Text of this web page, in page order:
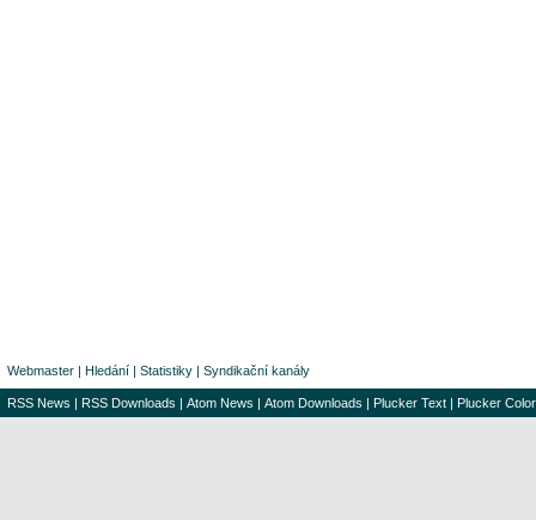
Webmaster | Hledání | Statistiky | Syndikační kanály
RSS News | RSS Downloads | Atom News | Atom Downloads | Plucker Text | Plucker Color